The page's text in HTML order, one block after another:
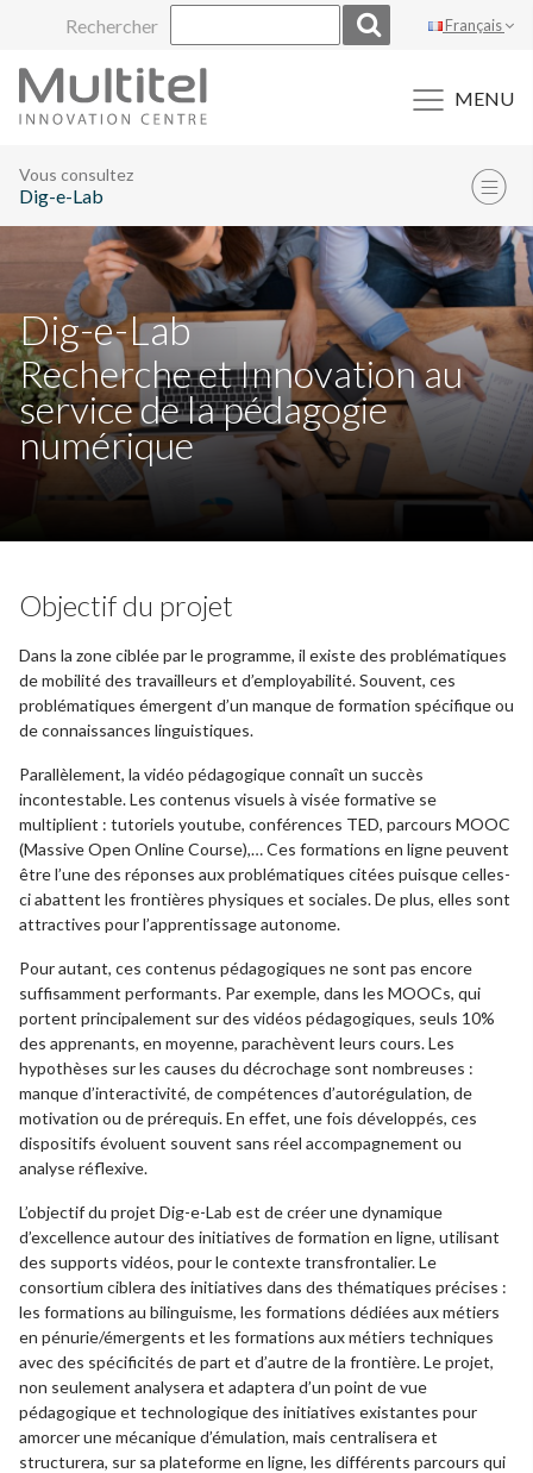
Rechercher Français
MENU
Vous consultez
Dig-e-Lab
Dig-e-Lab
Recherche et Innovation au
service de la pédagogie
numérique
Objectif du projet
Dans la zone ciblée par le programme, il existe des problématiques
de mobilité des travailleurs et d’employabilité. Souvent, ces
problématiques émergent d’un manque de formation spécifique ou
de connaissances linguistiques.
Parallèlement, la vidéo pédagogique connaît un succès
incontestable. Les contenus visuels à visée formative se
multiplient : tutoriels youtube, conférences TED, parcours MOOC
(Massive Open Online Course),… Ces formations en ligne peuvent
être l’une des réponses aux problématiques citées puisque celles-
ci abattent les frontières physiques et sociales. De plus, elles sont
attractives pour l’apprentissage autonome.
Pour autant, ces contenus pédagogiques ne sont pas encore
suffisamment performants. Par exemple, dans les MOOCs, qui
portent principalement sur des vidéos pédagogiques, seuls 10%
des apprenants, en moyenne, parachèvent leurs cours. Les
hypothèses sur les causes du décrochage sont nombreuses :
manque d’interactivité, de compétences d’autorégulation, de
motivation ou de prérequis. En effet, une fois développés, ces
dispositifs évoluent souvent sans réel accompagnement ou
analyse réflexive.
L’objectif du projet Dig-e-Lab est de créer une dynamique
d’excellence autour des initiatives de formation en ligne, utilisant
des supports vidéos, pour le contexte transfrontalier. Le
consortium ciblera des initiatives dans des thématiques précises :
les formations au bilinguisme, les formations dédiées aux métiers
en pénurie/émergents et les formations aux métiers techniques
avec des spécificités de part et d’autre de la frontière. Le projet,
non seulement analysera et adaptera d’un point de vue
pédagogique et technologique des initiatives existantes pour
amorcer une mécanique d’émulation, mais centralisera et
structurera, sur sa plateforme en ligne, les différents parcours qui